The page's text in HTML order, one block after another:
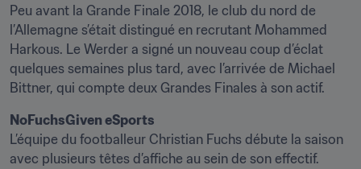
Peu avant la Grande Finale 2018, le club du nord de
l’Allemagne s’était distingué en recrutant Mohammed
Harkous. Le Werder a signé un nouveau coup d’éclat
quelques semaines plus tard, avec l’arrivée de Michael
Bittner, qui compte deux Grandes Finales à son actif.
NoFuchsGiven eSports
L’équipe du footballeur Christian Fuchs débute la saison
avec plusieurs têtes d’affiche au sein de son effectif.